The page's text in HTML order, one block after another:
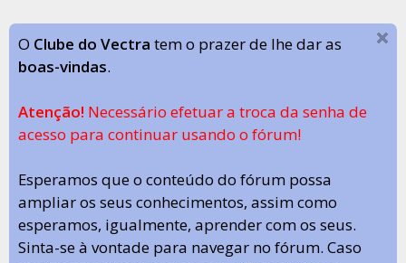
O Clube do Vectra tem o prazer de lhe dar as
boas-vindas.
Atenção! Necessário efetuar a troca da senha de
acesso para continuar usando o fórum!
Esperamos que o conteúdo do fórum possa
ampliar os seus conhecimentos, assim como
esperamos, igualmente, aprender com os seus.
Sinta-se à vontade para navegar no fórum. Caso